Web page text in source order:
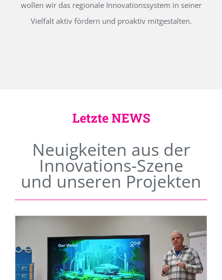
wollen wir das regionale Innovationssystem in seiner
Vielfalt aktiv fördern und proaktiv mitgestalten.
Letzte NEWS
Neuigkeiten aus der
Innovations-Szene
und unseren Projekten